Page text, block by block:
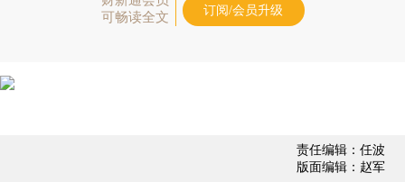
可畅读全文
订阅/会员升级
责任编辑：任波
版面编辑：赵军